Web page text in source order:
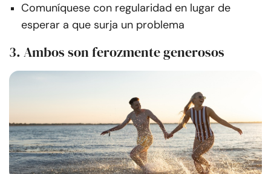
Comuníquese con regularidad en lugar de
esperar a que surja un problema
3. Ambos son ferozmente generosos